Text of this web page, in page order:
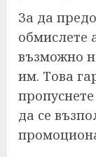
За да
обмислете
възможно
им. Това
да се